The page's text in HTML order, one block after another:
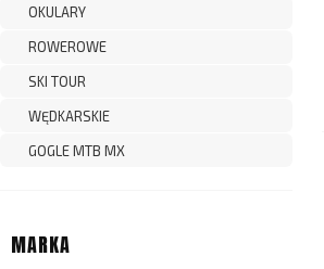
OKULARY
ROWEROWE
SKI TOUR
WĘDKARSKIE
GOGLE MTB MX
MARKA